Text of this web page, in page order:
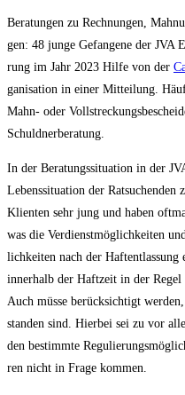
Bera­tun­gen zu Rech­nun­gen,
gen: 48 jun­ge Gefan­ge­ne der JVA
rung im Jahr 2023 Hil­fe von der
ga­ni­sa­ti­on in einer Mit­tei­lung.
Mahn- oder
Schuldnerberatung.
In der Bera­tungs­si­tua­ti­on in der
Lebens­si­tua­ti­on der Rat­su­chen­den
Kli­en­ten sehr jung und haben
was die Ver­dienst­mög­lich­kei­ten
lich­kei­ten nach der Haft­ent­las­sung
inner­halb der Haft­zeit in der
Auch müs­se berück­sich­tigt
stan­den sind. Hier­bei sei zu vor
den bestimm­te
ren nicht in Fra­ge kommen.